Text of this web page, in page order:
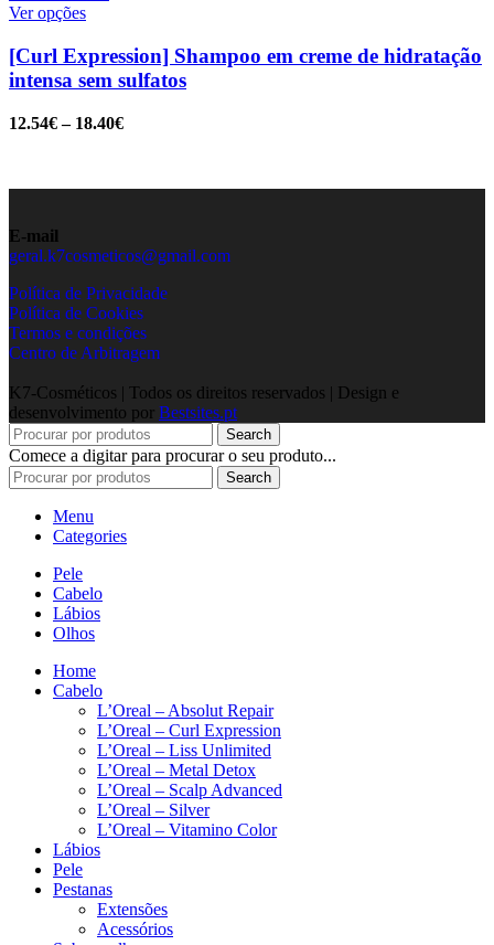
Ver opções
[Curl Expression] Shampoo em creme de hidratação
intensa sem sulfatos
12.54€ – 18.40€
E-mail
geral.k7cosmeticos@gmail.com
Política de Privacidade
Política de Cookies
Termos e condições
Centro de Arbitragem
K7-Cosméticos | Todos os direitos reservados | Design e
desenvolvimento por Bestsites.pt
Search
Comece a digitar para procurar o seu produto...
Search
Menu
Categories
Pele
Cabelo
Lábios
Olhos
Home
Cabelo
L’Oreal – Absolut Repair
L’Oreal – Curl Expression
L’Oreal – Liss Unlimited
L’Oreal – Metal Detox
L’Oreal – Scalp Advanced
L’Oreal – Silver
L’Oreal – Vitamino Color
Lábios
Pele
Pestanas
Extensões
Acessórios